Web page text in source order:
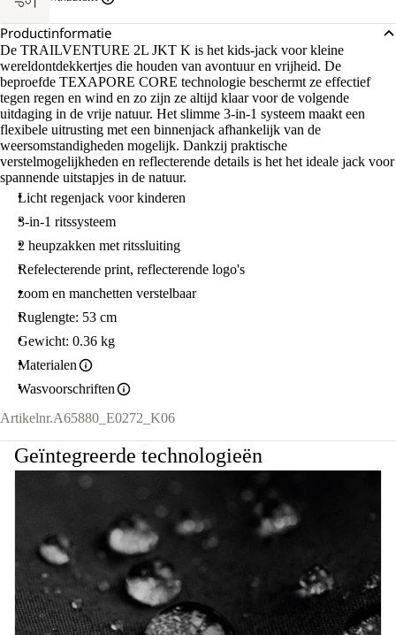
Productinformatie
De TRAILVENTURE 2L JKT K is het kids-jack voor kleine
wereldontdekkertjes die houden van avontuur en vrijheid. De
beproefde TEXAPORE CORE technologie beschermt ze effectief
tegen regen en wind en zo zijn ze altijd klaar voor de volgende
uitdaging in de vrije natuur. Het slimme 3-in-1 systeem maakt een
flexibele uitrusting met een binnenjack afhankelijk van de
weersomstandigheden mogelijk. Dankzij praktische
verstelmogelijkheden en reflecterende details is het het ideale jack voor
spannende uitstapjes in de natuur.
Licht regenjack voor kinderen
3-in-1 ritssysteem
2 heupzakken met ritssluiting
Refelecterende print, reflecterende logo's
zoom en manchetten verstelbaar
Ruglengte: 53 cm
Gewicht: 0.36 kg
Materialen
Wasvoorschriften
Artikelnr.A65880_E0272_K06
Geïntegreerde technologieën